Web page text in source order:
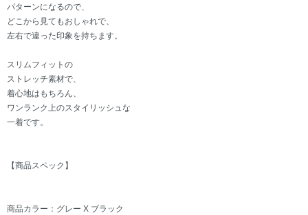
パターンになるので、
どこから見てもおしゃれで、
左右で違った印象を持ちます。
スリムフィットの
ストレッチ素材で、
着心地はもちろん、
ワンランク上のスタイリッシュな
一着です。
【商品スペック】
商品カラー：グレー X ブラック